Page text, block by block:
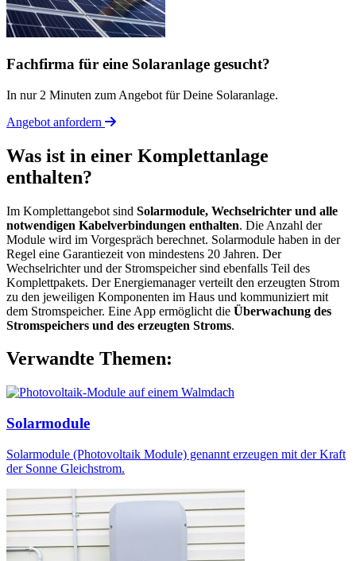
Fachfirma für eine Solaranlage gesucht?
In nur 2 Minuten zum Angebot für Deine Solaranlage.
Angebot anfordern
Was ist in einer Komplettanlage
enthalten?
Im Komplettangebot sind Solarmodule, Wechselrichter und alle
notwendigen Kabelverbindungen enthalten. Die Anzahl der
Module wird im Vorgespräch berechnet. Solarmodule haben in der
Regel eine Garantiezeit von mindestens 20 Jahren. Der
Wechselrichter und der Stromspeicher sind ebenfalls Teil des
Komplettpakets. Der Energiemanager verteilt den erzeugten Strom
zu den jeweiligen Komponenten im Haus und kommuniziert mit
dem Stromspeicher. Eine App ermöglicht die Überwachung des
Stromspeichers und des erzeugten Stroms.
Verwandte Themen:
Solarmodule
Solarmodule (Photovoltaik Module) genannt erzeugen mit der Kraft
der Sonne Gleichstrom.